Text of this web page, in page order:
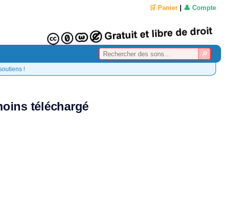
🛒 Panier 👤 Compte
!
téléchargé